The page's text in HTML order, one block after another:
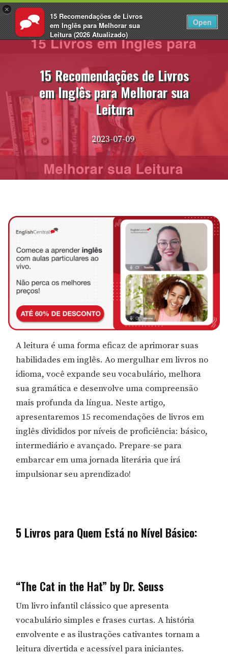
×
15 Recomendações de Livros
em Inglês para Melhorar sua
Leitura (2026 Atualizado)
EnglishCentral
Open
Fazer login PT
Pular
15 Recomendações de Livros
em Inglês para Melhorar sua
Leitura
2023-07-09
A leitura é uma forma eficaz de aprimorar suas
habilidades em inglês. Ao mergulhar em livros no
idioma, você expande seu vocabulário, melhora
sua gramática e desenvolve uma compreensão
mais profunda da língua. Neste artigo,
apresentaremos 15 recomendações de livros em
inglês divididos por níveis de proficiência: básico,
intermediário e avançado. Prepare-se para
embarcar em uma jornada literária que irá
impulsionar seu aprendizado!
5 Livros para Quem Está no Nível Básico:
“The Cat in the Hat” by Dr. Seuss
Um livro infantil clássico que apresenta
vocabulário simples e frases curtas. A história
envolvente e as ilustrações cativantes tornam a
leitura divertida e acessível para iniciantes.